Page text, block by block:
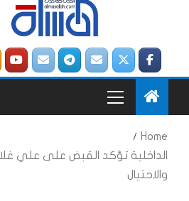
Home
الداخلية تؤكد القبض على علي
والاحتيال